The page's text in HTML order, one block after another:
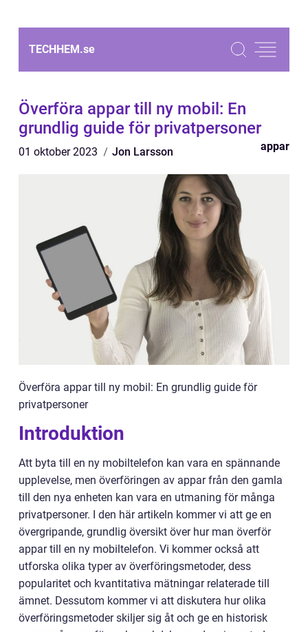
TECHHEM.se
Överföra appar till ny mobil: En
grundlig guide för privatpersoner
01 oktober 2023 Jon Larsson appar
Överföra appar till ny mobil: En grundlig guide för
privatpersoner
Introduktion
Att byta till en ny mobiltelefon kan vara en spännande
upplevelse, men överföringen av appar från den gamla
till den nya enheten kan vara en utmaning för många
privatpersoner. I den här artikeln kommer vi att ge en
övergripande, grundlig översikt över hur man överför
appar till en ny mobiltelefon. Vi kommer också att
utforska olika typer av överföringsmetoder, dess
popularitet och kvantitativa mätningar relaterade till
ämnet. Dessutom kommer vi att diskutera hur olika
överföringsmetoder skiljer sig åt och ge en historisk